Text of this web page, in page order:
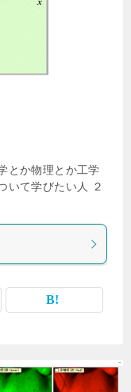
とか物理とか工学
いて学びたい人 ２